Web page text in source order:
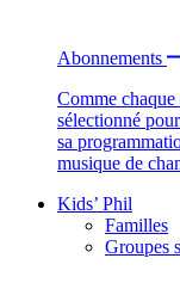
Abonnements
Comme chaque
sélectionné
sa
musique de
Kids’ Phil
Familles
Groupes